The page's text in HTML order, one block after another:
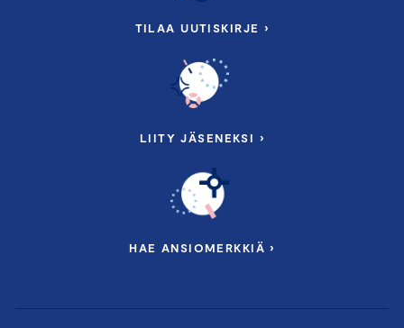
TILAA UUTISKIRJE ›
LIITY JÄSENEKSI ›
HAE ANSIOMERKKIÄ ›